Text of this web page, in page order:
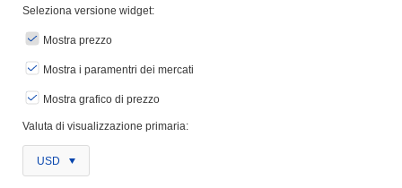
Seleziona versione widget:
Mostra prezzo
Mostra i paramentri dei mercati
Mostra grafico di prezzo
Valuta di visualizzazione primaria:
USD